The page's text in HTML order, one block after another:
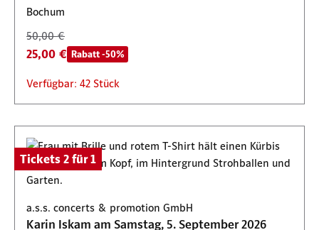
Bochum
50,00 €
25,00 € Rabatt -50%
Verfügbar: 42 Stück
Tickets 2 für 1
a.s.s. concerts & promotion GmbH
Karin Iskam am Samstag, 5. September 2026